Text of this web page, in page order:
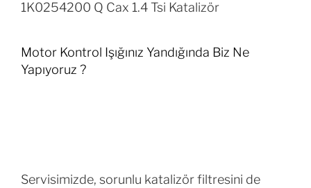
1K0254200 Q Cax 1.4 Tsi Katalizör
Motor Kontrol Işığınız Yandığında Biz Ne
Yapıyoruz ?
Servisimizde, sorunlu katalizör filtresini de